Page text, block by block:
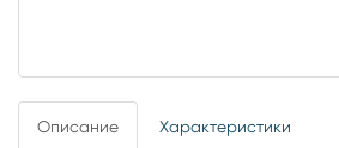
Описание Характеристики